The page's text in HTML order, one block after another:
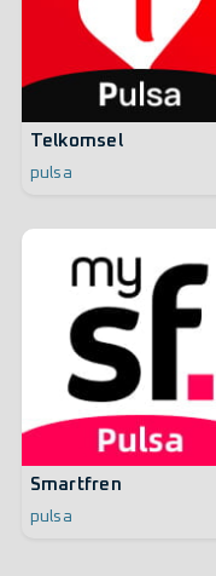
Telkomsel
pulsa
Smartfren
pulsa